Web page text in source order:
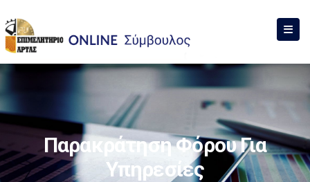
Παρακράτηση Φόρου Για
Υπηρεσίες